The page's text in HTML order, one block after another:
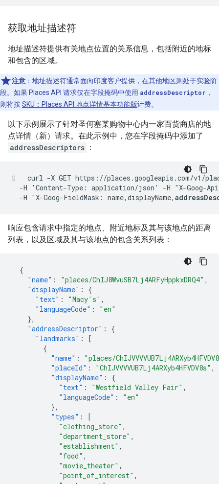
获取地址描述符
地址描述符提供有关地点位置的关系信息，包括附近的地标
和包含的区域。
注意 ：地址描述符通常面向印度客户提供，在其他地区则处于实验阶
段。如果 Places API 请求仅在字段掩码中使用 addressDescriptor ，
则将按SKU：Places API 地点详情基本功能版计费。
以下示例展示了针对圣何塞某购物中心内一家百货商店的地
点详情（新）请求。在此示例中，您在字段掩码中添加了
addressDescriptors ：
curl -X GET https://places.googleapis.com/v1/
-H 'Content-Type: application/json' -H "X-Goog-
  -H "X-Goog-FieldMask: name,displayName,
响应包含请求中指定的地点、附近地标及其与该地点的距离
列表，以及区域及其与该地点的包含关系列表：
{
"name" : "places/ChIJ8WvuSB7Lj4ARFyHppkxDRQ4" ,
"displayName" :
{
"text" : "Macy's" ,
"languageCode" :
"en"
},
"addressDescriptor" :
{
"landmarks" :
[
{
"name" :
"places/
"placeId" : "ChIJVVVVUB7Lj4ARXyb4HFVDV8s" ,
"displayName" :
{
"text" : "Westfield Valley Fair" ,
"languageCode" :
"en"
},
"types" :
[
"clothing_store" ,
"department_store" ,
"establishment" ,
"food" ,
"movie_theater" ,
"point_of_interest" ,